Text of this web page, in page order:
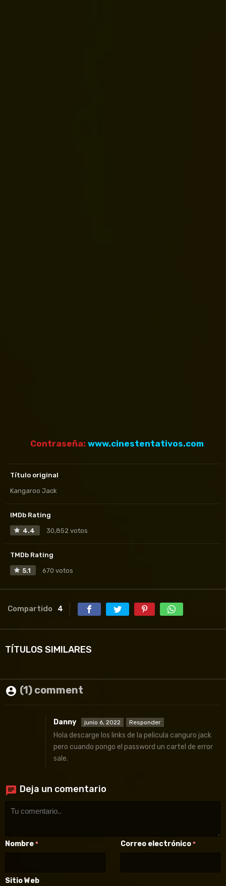
Contraseña: www.cinestentativos.com
Título original
Kangaroo Jack
IMDb Rating
4.4 30,852 votos
TMDb Rating
5.1 670 votos
Compartido 4
TÍTULOS SIMILARES
(1) comment
Danny junio 6, 2022 Responder
Hola descarge los links de la pelicula canguro jack
pero cuando pongo el password un cartel de error
sale.
Deja un comentario
Nombre * Correo electrónico *
Sitio Web